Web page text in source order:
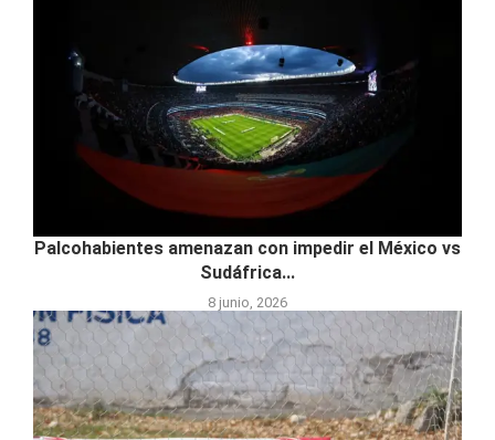
Palcohabientes amenazan con impedir el México vs
Sudáfrica...
8 junio, 2026